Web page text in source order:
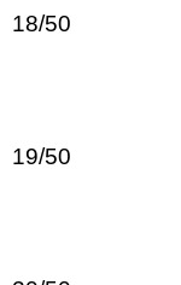
18/50
19/50